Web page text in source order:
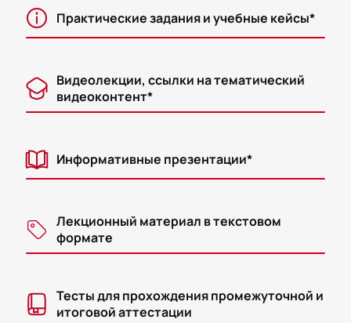
Практические задания и учебные кейсы*
Видеолекции, ссылки на тематический
видеоконтент*
Информативные презентации*
Лекционный материал в текстовом
формате
Тесты для прохождения промежуточной и
итоговой аттестации